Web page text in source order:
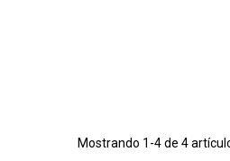
Mostrando 1 -4 de 4